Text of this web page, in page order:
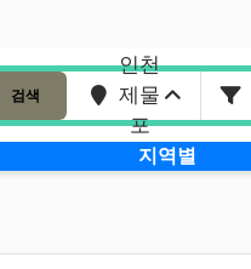
검색
인천
제물
포
지역별